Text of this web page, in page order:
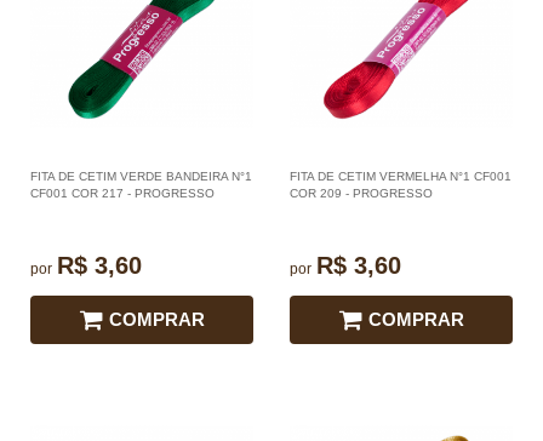
FITA DE CETIM VERDE BANDEIRA N°1
CF001 COR 217 - PROGRESSO
por R$ 3,60
COMPRAR
FITA DE CETIM VERMELHA N°1 CF001
COR 209 - PROGRESSO
por R$ 3,60
COMPRAR